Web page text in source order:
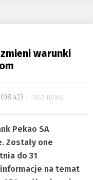
warunki
nasz news
Pekao SA
Zostały one
do 31
na temat